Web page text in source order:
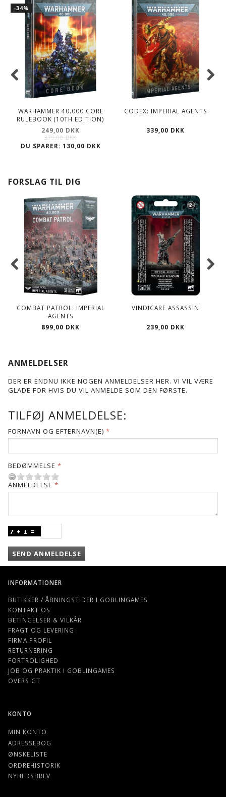
-34%
WARHAMMER 40.000 CORE
RULEBOOK (10TH EDITION)
249,00 DKK
379,00 DKK
DU SPARER: 130,00 DKK
CODEX: IMPERIAL AGENTS
339,00 DKK
FORSLAG TIL DIG
COMBAT PATROL: IMPERIAL
AGENTS
899,00 DKK
VINDICARE ASSASSIN
239,00 DKK
ANMELDELSER
DER ER ENDNU IKKE NOGEN ANMELDELSER HER. VI VIL VÆRE
GLADE FOR HVIS DU VIL ANMELDE SOM DEN FØRSTE.
TILFØJ ANMELDELSE:
FORNAVN OG EFTERNAVN(E)
BEDØMMELSE
ANMELDELSE
SEND ANMELDELSE
INFORMATIONER
BUTIKKER / ÅBNINGSTIDER I GOBLINGAMES
KONTAKT OS
BETINGELSER & VILKÅR
FRAGT OG LEVERING
FIRMA PROFIL
RETURNERING
FORTROLIGHED
JOB OG PRAKTIK I GOBLINGAMES
OVERSIGT
KONTO
MIN KONTO
ADRESSEBOG
ØNSKELISTE
ORDREHISTORIK
NYHEDSBREV